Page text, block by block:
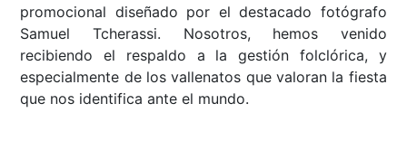
promocional diseñado por el destacado fotógrafo
Samuel Tcherassi. Nosotros, hemos venido
recibiendo el respaldo a la gestión folclórica, y
especialmente de los vallenatos que valoran la fiesta
que nos identifica ante el mundo.